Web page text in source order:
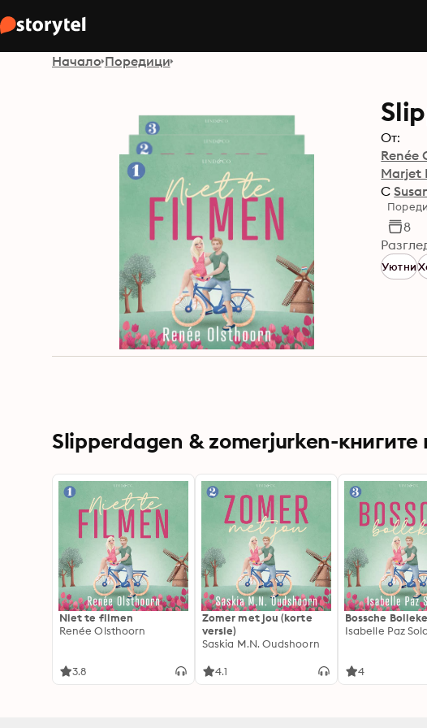
Начало Поредици
От:
Renée
Marjet
С
8
Уютни
Slipperdagen & zomerjurken-книгите
Niet te filmen
Renée Olsthoorn
3.8
Zomer met jou (korte
versie)
Saskia M.N. Oudshoorn
4.1
Bossche
Isabelle Paz
4